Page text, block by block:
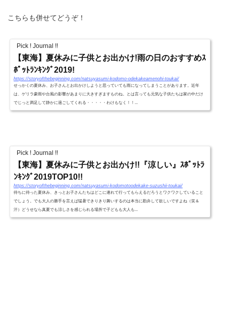
こちらも併せてどうぞ！
Pick ! Journal !!
【東海】夏休みに子供とお出かけ!雨の日のおすすめｽ
ﾎﾟｯﾄﾗﾝｷﾝｸﾞ2019!
https://storyofthebeginning.com/natsuyasumi-kodomo-odekakeamenohi-toukai/
せっかくの夏休み、お子さんとお出かけしようと思っていても雨になってしまうことがあります。近年
は、ゲリラ豪雨や台風の影響があまりに大きすぎますものね。とは言っても元気な子供たちは家の中だけ
でじっと満足して静かに過ごしてくれる・・・・・わけもなく！！...
Pick ! Journal !!
【東海】夏休みに子供とお出かけ!!『涼しい』ｽﾎﾟｯﾄﾗ
ﾝｷﾝｸﾞ2019TOP10!!
https://storyofthebeginning.com/natsuyasumi-kodomotoodekake-suzushii-toukai/
待ちに待った夏休み、きっとお子さんたちはどこに連れて行ってもらえるだろうとワクワクしていること
でしょう。でも大人の勝手を言えば猛暑できりきり舞いするのは本当に勘弁して欲しいですよね（笑＆
汗）どうせなら真夏でも涼しさを感じられる場所で子どもも大人も...